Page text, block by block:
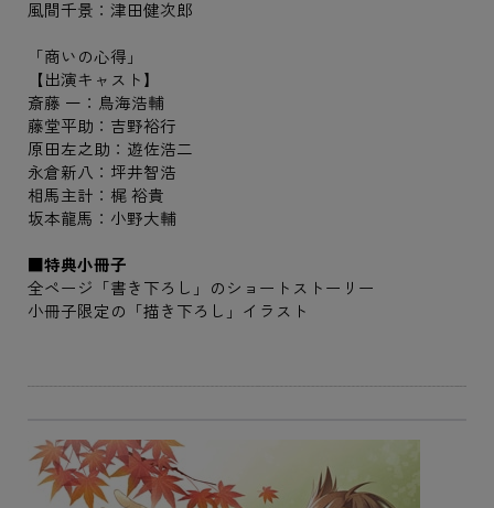
風間千景：津田健次郎
「商いの心得」
【出演キャスト】
斎藤 一：鳥海浩輔
藤堂平助：吉野裕行
原田左之助：遊佐浩二
永倉新八：坪井智浩
相馬主計：梶 裕貴
坂本龍馬：小野大輔
■特典小冊子
全ページ「書き下ろし」のショートストーリー
小冊子限定の「描き下ろし」イラスト